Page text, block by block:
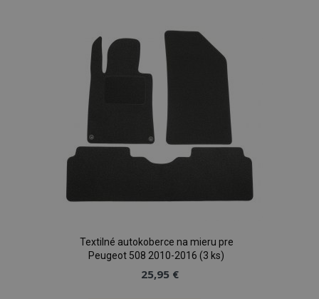
prianí
Textilné autokoberce na mieru pre
Peugeot 508 2010-2016 (3 ks)
25,95 €